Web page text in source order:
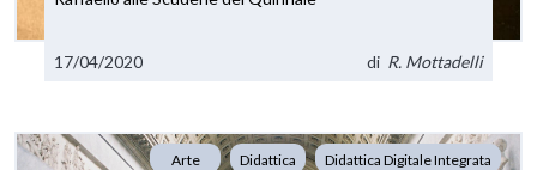
17/04/2020 di R. Mottadelli
Arte Didattica Didattica Digitale Integrata